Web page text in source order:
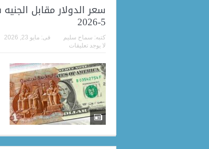
5-2026
كتبه: سماح سليم فى: مايو 23, 2026
لا يوجد تعليقات